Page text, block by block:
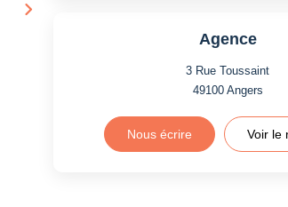
Agence
3 Rue Toussaint
49100 Angers
Nous écrire Voir le